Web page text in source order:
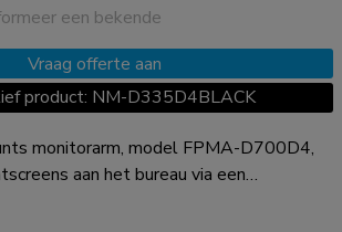
een bekende
Vraag offerte aan
product: NM-D335D4BLACK
monitorarm, model FPMA-D700D4,
aan het bureau via een